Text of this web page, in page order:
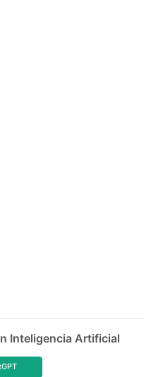
Inteligencia Artificial